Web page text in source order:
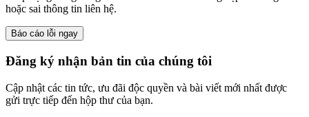
hoặc sai thông tin liên hệ.
Báo cáo lỗi ngay
Đăng ký nhận bản tin của chúng tôi
Cập nhật các tin tức, ưu đãi độc quyền và bài viết mới nhất được
gửi trực tiếp đến hộp thư của bạn.